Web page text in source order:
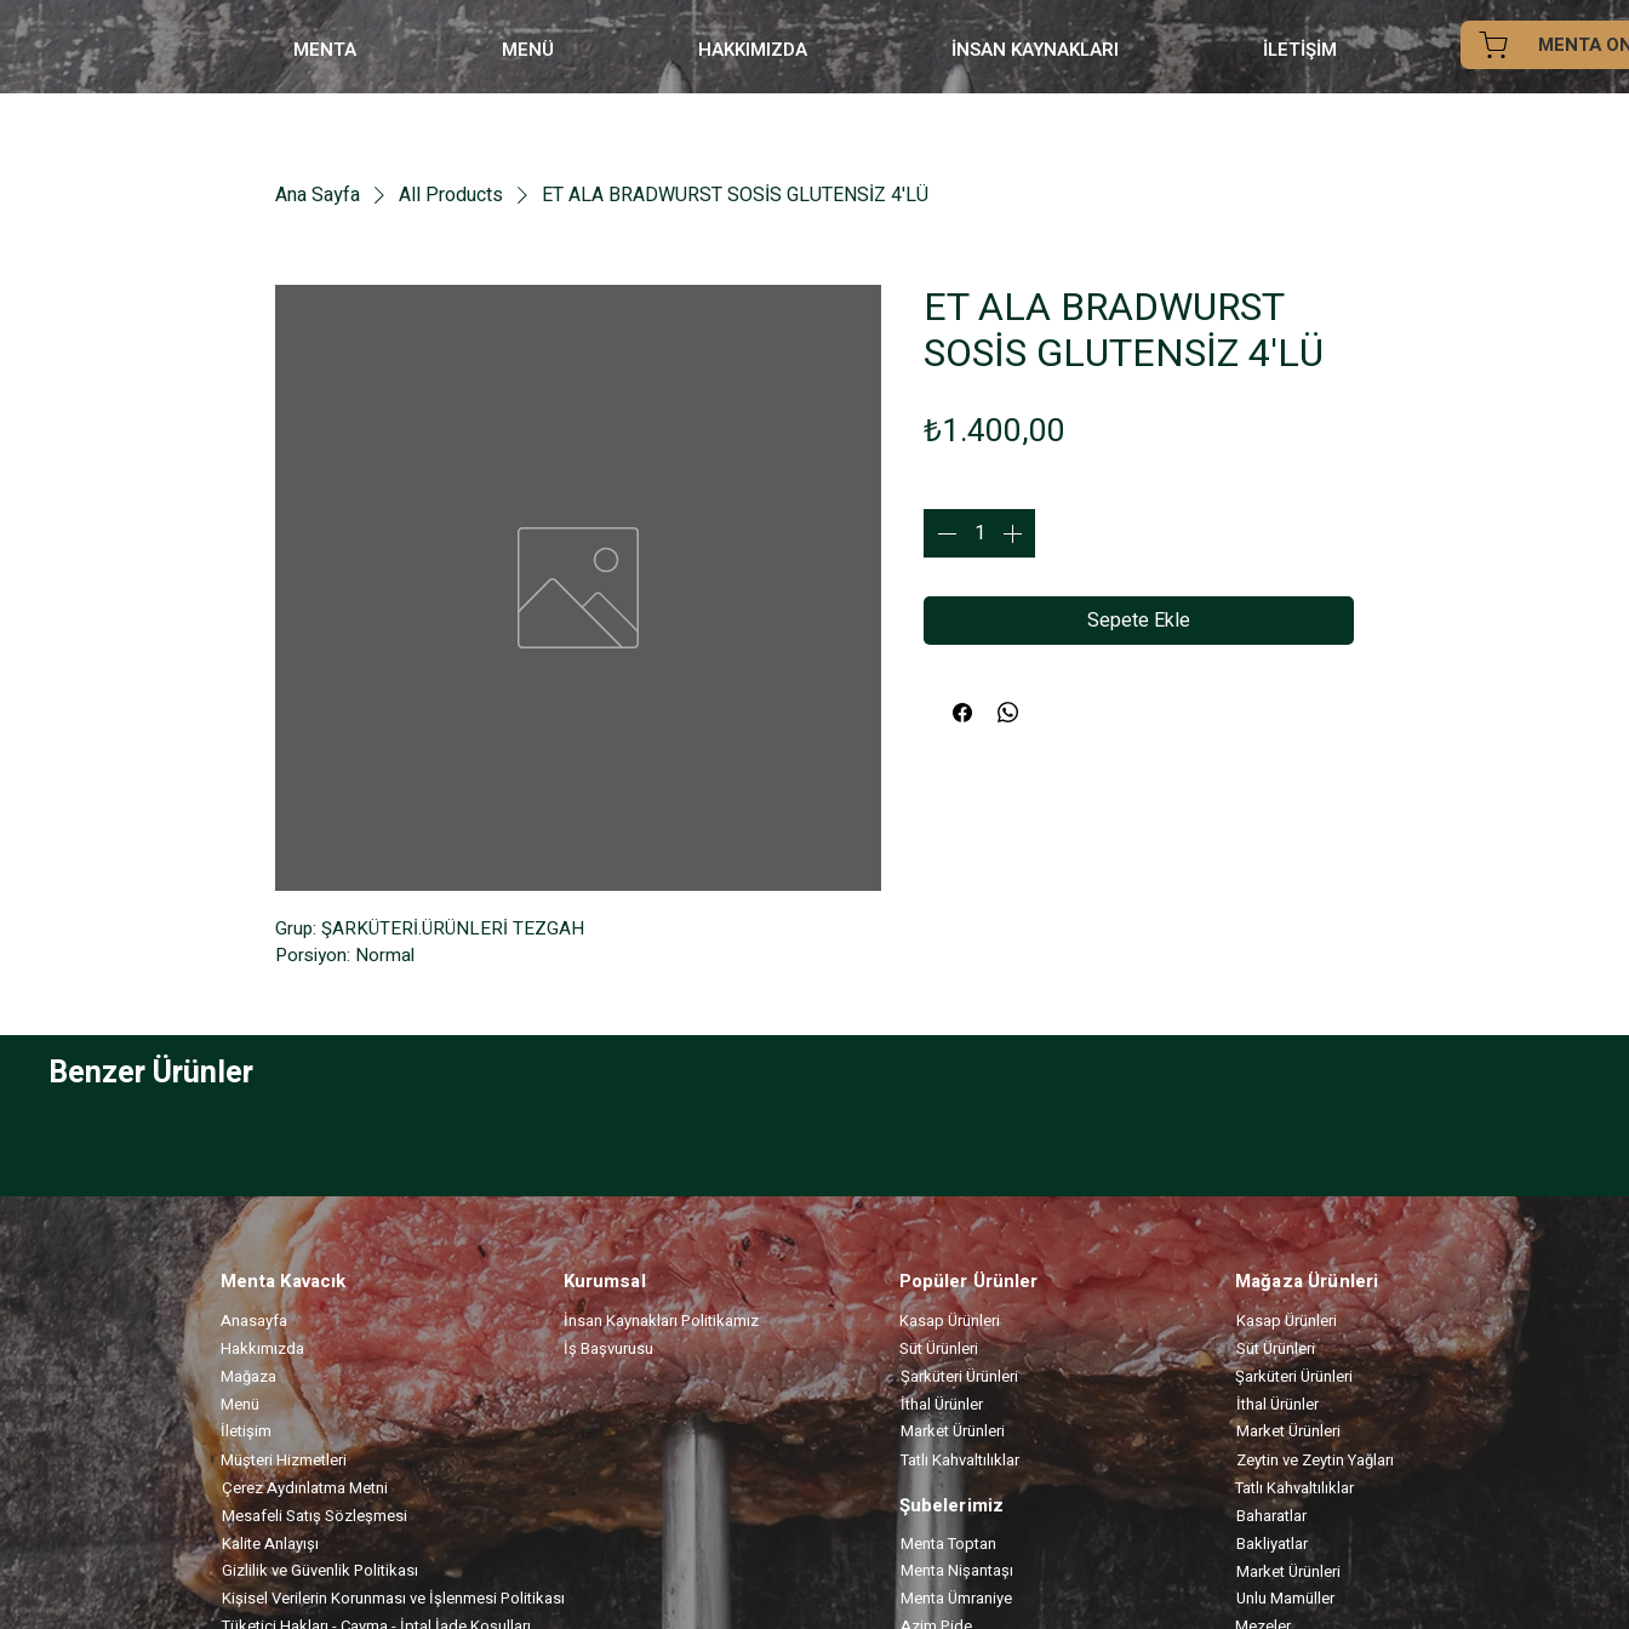
MENTA MENÜ HAKKIMIZDA İNSAN KAYNAKLARI İLETİŞİM MENTA
Ana Sayfa All Products ET ALA BRADWURST SOSİS GLUTENSİZ 4'LÜ
Grup: ŞARKÜTERİ.ÜRÜNLERİ TEZGAH
Porsiyon: Normal
ET ALA BRADWURST
SOSİS GLUTENSİZ 4'LÜ
₺1.400,00
Sepete Ekle
Benzer Ürünler
Menta Kavacık
Anasayfa
Hakkımızda
Kurumsal
İnsan Kaynakları Politikamız
İş Başvurusu
Mağaza
Menü
İletişim
Müşteri Hizmetleri
Çerez Aydınlatma Metni
Mesafeli Satış Sözleşmesi
Kalite Anlayışı
Gizlilik ve Güvenlik Politikası
Kişisel Verilerin Korunması ve İşlenmesi Politikası
Popüler Ürünler
Kasap Ürünleri
Süt Ürünleri
Şarküteri Ürünleri
İthal Ürünler
Market Ürünleri
Tatlı Kahvaltılıklar
Şubelerimiz
Menta Toptan
Menta Nişantaşı
Menta Ümraniye
Mağaza Ürünleri
Kasap Ürünleri
Süt Ürünleri
Şarküteri Ürünleri
İthal Ürünler
Market Ürünleri
Zeytin ve Zeytin Yağları
Tatlı Kahvaltılıklar
Baharatlar
Bakliyatlar
Market Ürünleri
Unlu Mamüller